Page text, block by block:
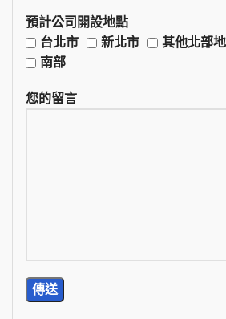
預計公司開設地點
台北市
新北市 其他北部
南部
您的留言